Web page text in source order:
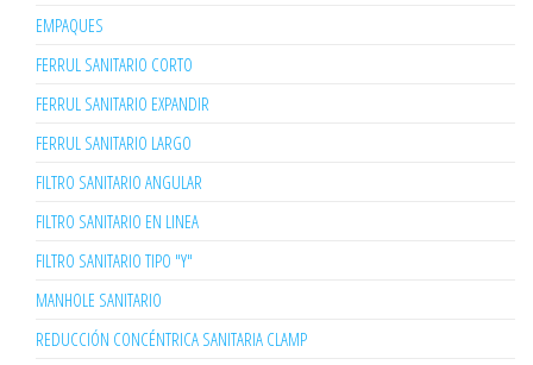
EMPAQUES
FERRUL SANITARIO CORTO
FERRUL SANITARIO EXPANDIR
FERRUL SANITARIO LARGO
FILTRO SANITARIO ANGULAR
FILTRO SANITARIO EN LINEA
FILTRO SANITARIO TIPO "Y"
MANHOLE SANITARIO
REDUCCIÓN CONCÉNTRICA SANITARIA CLAMP